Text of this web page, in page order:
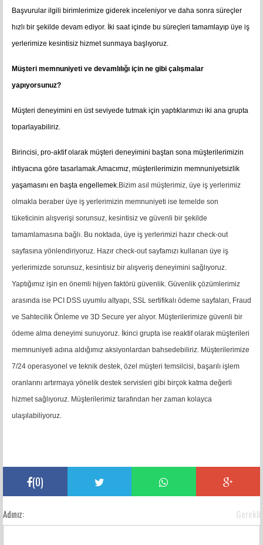
Başvurular ilgili birimlerimize giderek inceleniyor ve daha sonra süreçler
hızlı bir şekilde devam ediyor. İki saat içinde bu süreçleri tamamlayıp üye iş
yerlerimize kesintisiz hizmet sunmaya başlıyoruz.
Müşteri memnuniyeti ve devamlılığı için ne gibi çalışmalar
yapıyorsunuz?
Müşteri deneyimini en üst seviyede tutmak için yaptıklarımızı iki ana grupta
toparlayabiliriz.
Birincisi, pro-aktif olarak müşteri deneyimini baştan sona müşterilerimizin
ihtiyacına göre tasarlamak.Amacımız, müşterilerimizin memnuniyetsizlik
yaşamasını en başta engellemek.Bizim asıl müşterimiz, üye iş yerlerimiz
olmakla beraber üye iş yerlerimizin memnuniyeti ise temelde son
tüketicinin alışverişi sorunsuz, kesintisiz ve güvenli bir şekilde
tamamlamasına bağlı. Bu noktada, üye iş yerlerimizi hazır check-out
sayfasına yönlendiriyoruz. Hazır check-out sayfamızı kullanan üye iş
yerlerimizde sorunsuz, kesintisiz bir alışveriş deneyimini sağlıyoruz.
Yaptığımız işin en önemli hijyen faktörü güvenlik. Güvenlik çözümlerimiz
arasında ise PCI DSS uyumlu altyapı, SSL sertifikalı ödeme sayfaları, Fraud
ve Sahtecilik Önleme ve 3D Secure yer alıyor. Müşterilerimize güvenli bir
ödeme alma deneyimi sunuyoruz. İkinci grupta ise reaktif olarak müşterileri
memnuniyeti adına aldığımız aksiyonlardan bahsedebiliriz. Müşterilerimize
7/24 operasyonel ve teknik destek, özel müşteri temsilcisi, başarılı işlem
oranlarını artırmaya yönelik destek servisleri gibi birçok katma değerli
hizmet sağlıyoruz. Müşterilerimiz tarafından her zaman kolayca
ulaşılabiliyoruz.
(0)
Adınız: Gerekli